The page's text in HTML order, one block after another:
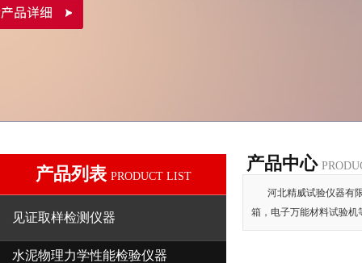
产品列表 PRODUCT LIST
见证取样检测仪器
水泥物理力学性能检验仪器
产品中心
河北精威试验仪器有
箱，电子万能材料试验机